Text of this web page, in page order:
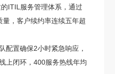
ITIL服务管理体系，通过
，客户续约率连续五年超
配置确保2小时紧急响应，
上闭环，400服务热线年均